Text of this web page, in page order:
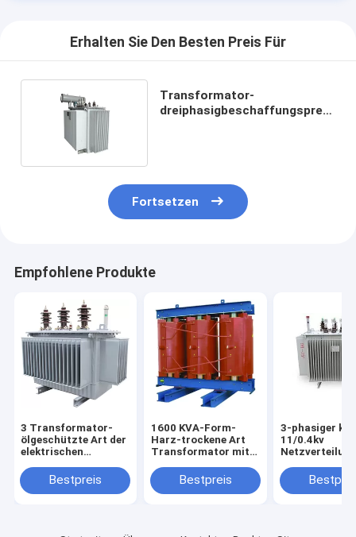
Erhalten Sie Den Besten Preis Für
Transformator-
dreiphasigbeschaffungspreis
Fortsetzen
Empfohlene Produkte
3 Transformator-
ölgeschützte Art der
elektrischen
33KV mit voller
Siegelstruktur
Bestpreis
1600 KVA-Form-
Harz-trockene Art
Transformator mit
energiesparendem
Effekt
Bestpreis
3-phasiger
11/0.4kv